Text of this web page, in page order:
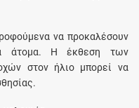
να προκαλέσουν
άτομα. H έκθεση των
στον ήλιο μπορεί να